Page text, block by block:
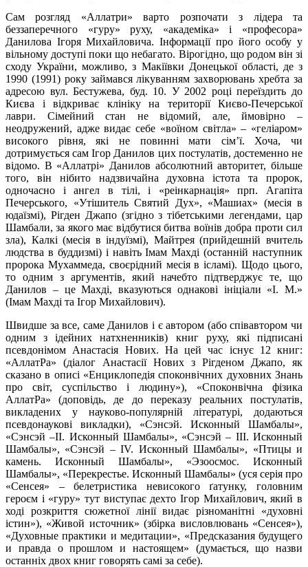
Сам розгляд «Аллатри» варто розпочати з лідера та
беззаперечного «гуру» руху, «академіка» і «професора»
Данилова Ігоря Михайловича. Інформації про його особу у
вільному доступі поки що небагато. Вірогідно, що родом він зі
сходу України, можливо, з Макіївки Донецької області, де з
1990 (1991) року займався лікуванням захворювань хребта за
адресою вул. Бестужева, буд. 10. У 2002 році переїздить до
Києва і відкриває клініку на території Києво-Печерської
лаври. Сімейний стан не відомий, але, ймовірно –
неодружений, адже видає себе «воїном світла» – «геліаром»
високого рівня, які не повинні мати сім’ї. Хоча, чи
дотримується сам Ігор Данилов цих постулатів, достеменно не
відомо. В «Аллатрі» Данилов абсолютний авторитет, більше
того, він нібито надзвичайна духовна істота та пророк,
одночасно і ангел в тілі, і «реінкарнація» прп. Агапіта
Печерського, «Утішитель Святий Дух», «Машиах» (месія в
юдаїзмі), Рігден Джапо (згідно з тібетськими легендами, цар
Шамбали, за якого має відбутися битва воїнів добра проти сил
зла), Калкі (месія в індуїзмі), Майтрея (прийдешній вчитель
людства в буддизмі) і навіть Імам Махді (останній наступник
пророка Мухаммеда, своєрідний месія в ісламі). Щодо цього,
то одним з аргументів, який начебто підтверджує те, що
Данилов – це Махді, вказуються однакові ініціали «І. М.»
(Імам Махді та Ігор Михайлович).
Швидше за все, саме Данилов і є автором (або співавтором чи
одним з ідейних натхненників) книг руху, які підписані
псевдонімом Анастасія Нових. На цей час існує 12 книг:
«АллатРа» (діалог Анастасії Нових з Рігденом Джапо, як
сказано в описі «Енциклопедія споконвічних духовних Знань
про світ, суспільство і людину»), «Споконвічна фізика
АллатРа» (доповідь, де до переказу реальних постулатів,
викладених у науково-популярній літературі, додаються
псевдонаукові викладки), «Сэнсэй. Исконный Шамбалы»,
«Сэнсэй –II. Исконный Шамбалы», «Сэнсэй – III. Исконный
Шамбалы», «Сэнсэй – IV. Исконный Шамбалы», «Птицы и
камень. Исконный Шамбалы», «Эзоосмос. Исконный
Шамбалы», «Перекрестье. Исконный Шамбалы» (уся серія про
«Сенсея» – белетристика невисокого ґатунку, головним
героєм і «гуру» тут виступає дехто Ігор Михайлович, який в
ході розкриття сюжетної лінії видає різноманітні «духовні
істин»), «Живой источник» (збірка висловлювань «Сенсея»),
«Духовные практики и медитации», «Предсказания будущего
и правда о прошлом и настоящем» (думається, що назви
останніх двох книг говорять самі за себе).